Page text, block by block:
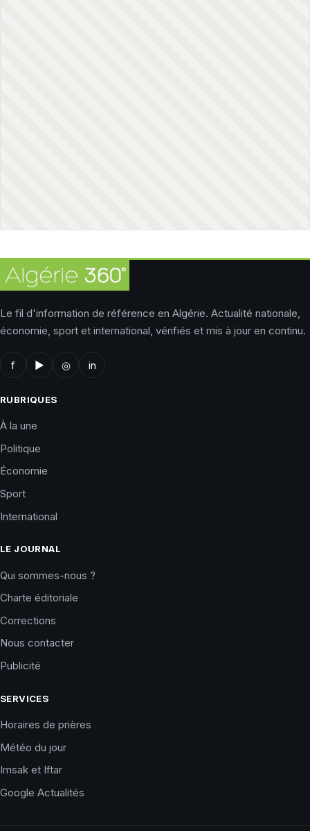
Le fil d'information de référence en Algérie. Actualité nationale,
économie, sport et international, vérifiés et mis à jour en continu.
f ▶ ◎ in
RUBRIQUES
À la une
Politique
Économie
Sport
International
LE JOURNAL
Qui sommes-nous ?
Charte éditoriale
Corrections
Nous contacter
Publicité
SERVICES
Horaires de prières
Météo du jour
Imsak et Iftar
Google Actualités